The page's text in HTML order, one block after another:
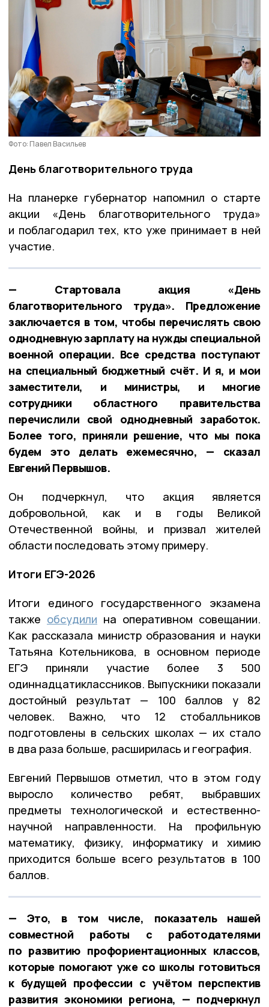
Фото: Павел Васильев
День благотворительного труда
На планерке губернатор напомнил о старте
акции «День благотворительного труда»
и поблагодарил тех, кто уже принимает в ней
участие.
— Стартовала акция «День
благотворительного труда». Предложение
заключается в том, чтобы перечислять свою
однодневную зарплату на нужды специальной
военной операции. Все средства поступают
на специальный бюджетный счёт. И я, и мои
заместители, и министры, и многие
сотрудники областного правительства
перечислили свой однодневный заработок.
Более того, приняли решение, что мы пока
будем это делать ежемесячно, — сказал
Евгений Первышов.
Он подчеркнул, что акция является
добровольной, как и в годы Великой
Отечественной войны, и призвал жителей
области последовать этому примеру.
Итоги ЕГЭ-2026
Итоги единого государственного экзамена
также обсудили на оперативном совещании.
Как рассказала министр образования и науки
Татьяна Котельникова, в основном периоде
ЕГЭ приняли участие более 3 500
одиннадцатиклассников. Выпускники показали
достойный результат — 100 баллов у 82
человек. Важно, что 12 стобалльников
подготовлены в сельских школах — их стало
в два раза больше, расширилась и география.
Евгений Первышов отметил, что в этом году
выросло количество ребят, выбравших
предметы технологической и естественно-
научной направленности. На профильную
математику, физику, информатику и химию
приходится больше всего результатов в 100
баллов.
— Это, в том числе, показатель нашей
совместной работы с работодателями
по развитию профориентационных классов,
которые помогают уже со школы готовиться
к будущей профессии с учётом перспектив
развития экономики региона, — подчеркнул